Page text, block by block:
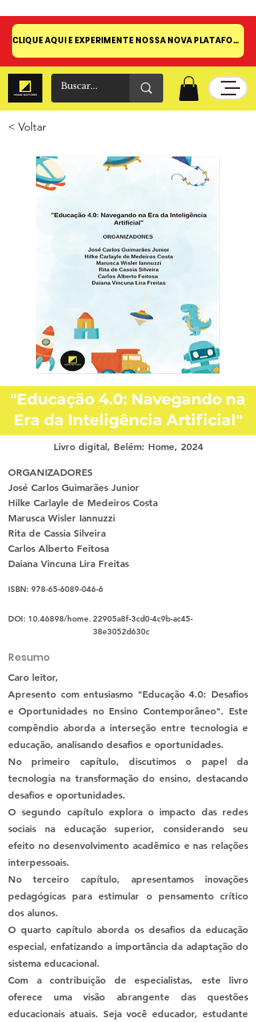
CLIQUE AQUI E EXPERIMENTE NOSSA NOVA PLATAFORMA!
< Voltar
"Educação 4.0: Navegando na
Era da Inteligência Artificial"
Livro digital, Belém: Home, 2024
ORGANIZADORES
José Carlos Guimarães Junior
Hilke Carlayle de Medeiros Costa
Marusca Wisler Iannuzzi
Rita de Cassia Silveira
Carlos Alberto Feitosa
Daiana Vincuna Lira Freitas
ISBN: 978-65-6089-046-6
DOI: 10.46898/home.22905a8f-3cd0-4c9b-ac45-
38e3052d630c
Resumo
Caro leitor,
Apresento com entusiasmo "Educação 4.0: Desafios
e Oportunidades no Ensino Contemporâneo". Este
compêndio aborda a interseção entre tecnologia e
educação, analisando desafios e oportunidades.
No primeiro capítulo, discutimos o papel da
tecnologia na transformação do ensino, destacando
desafios e oportunidades.
O segundo capítulo explora o impacto das redes
sociais na educação superior, considerando seu
efeito no desenvolvimento acadêmico e nas relações
interpessoais.
No terceiro capítulo, apresentamos inovações
pedagógicas para estimular o pensamento crítico
dos alunos.
O quarto capítulo aborda os desafios da educação
especial, enfatizando a importância da adaptação do
sistema educacional.
Com a contribuição de especialistas, este livro
oferece uma visão abrangente das questões
educacionais atuais. Seja você educador, estudante